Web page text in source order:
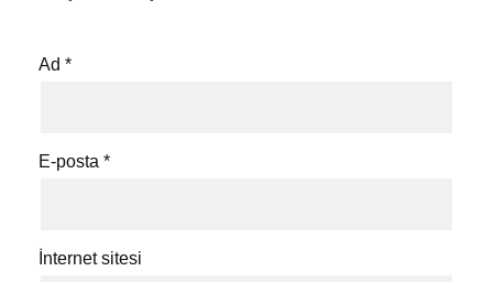
Ad *
E-posta *
İnternet sitesi